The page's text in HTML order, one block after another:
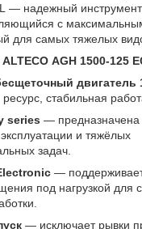
— надежный инструмент
с
для самых тяжелых
AGH 1500-125
двигатель
стабильная
series — предназначена
и тяжёлых
задач.
—
под нагрузкой для
— исключает рывки